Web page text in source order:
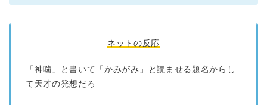
ネットの反応
「神噛」と書いて「かみがみ」と読ませる題名からし
て天才の発想だろ